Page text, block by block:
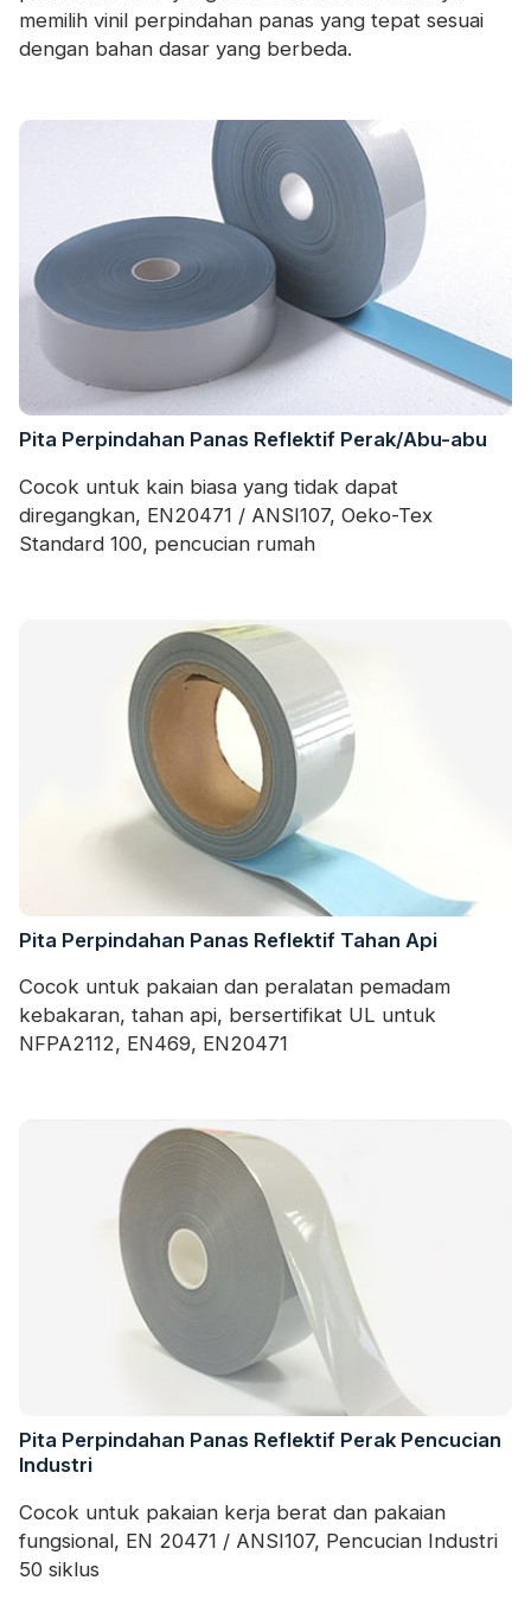
memilih vinil perpindahan panas yang tepat sesuai
dengan bahan dasar yang berbeda.
Pita Perpindahan Panas Reflektif Perak/Abu-abu
Cocok untuk kain biasa yang tidak dapat
diregangkan, EN20471 / ANSI107, Oeko-Tex
Standard 100, pencucian rumah
Pita Perpindahan Panas Reflektif Tahan Api
Cocok untuk pakaian dan peralatan pemadam
kebakaran, tahan api, bersertifikat UL untuk
NFPA2112, EN469, EN20471
Pita Perpindahan Panas Reflektif Perak Pencucian
Industri
Cocok untuk pakaian kerja berat dan pakaian
fungsional, EN 20471 / ANSI107, Pencucian Industri
50 siklus